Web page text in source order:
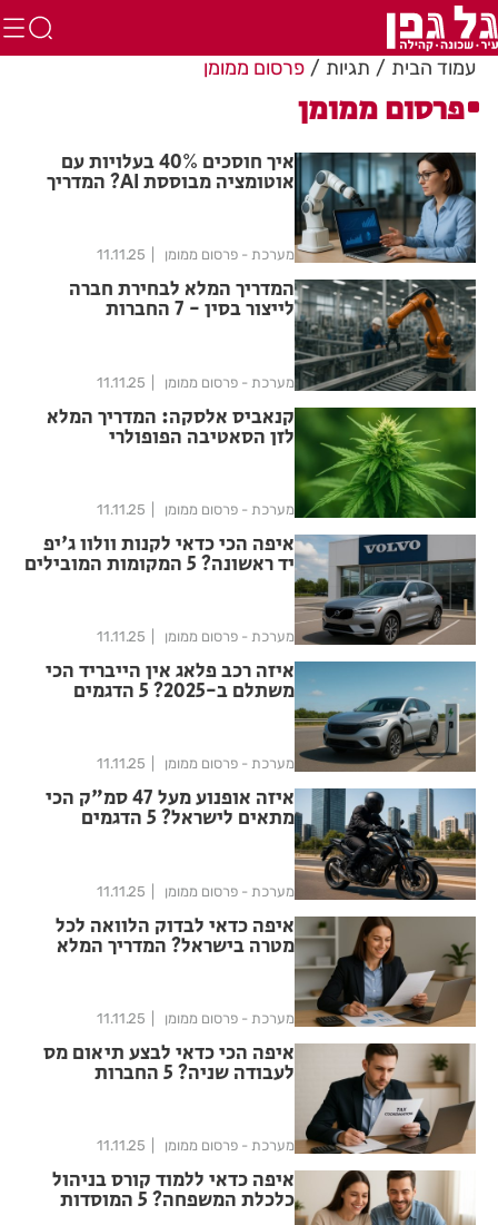
עמוד הבית תגיות פרסום ממומן
פרסום ממומן
איך חוסכים 40% בעלויות עם
אוטומציה מבוססת AI? המדריך
מערכת - פרסום ממומן 11.11.25
המדריך המלא לבחירת חברה
לייצור בסין - 7 החברות
מערכת - פרסום ממומן 11.11.25
קנאביס אלסקה: המדריך המלא
לזן הסאטיבה הפופולרי
מערכת - פרסום ממומן 11.11.25
איפה הכי כדאי לקנות וולוו ג'יפ
יד ראשונה? 5 המקומות המובילים
מערכת - פרסום ממומן 11.11.25
איזה רכב פלאג אין הייבריד הכי
משתלם ב-2025? 5 הדגמים
מערכת - פרסום ממומן 11.11.25
איזה אופנוע מעל 47 סמ"ק הכי
מתאים לישראל? 5 הדגמים
מערכת - פרסום ממומן 11.11.25
איפה כדאי לבדוק הלוואה לכל
מטרה בישראל? המדריך המלא
מערכת - פרסום ממומן 11.11.25
איפה הכי כדאי לבצע תיאום מס
לעבודה שניה? 5 החברות
מערכת - פרסום ממומן 11.11.25
איפה כדאי ללמוד קורס בניהול
כלכלת המשפחה? 5 המוסדות